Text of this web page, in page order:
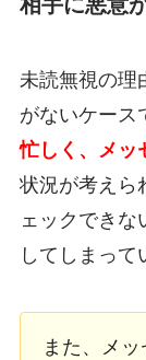
未読無視の理
がないケース
忙しく、メッ
状況が考えら
ェックできな
してしまって
また、メ